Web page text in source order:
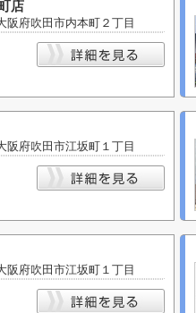
店
阪府吹田市内本町２丁目
阪府吹田市江坂町１丁目
阪府吹田市江坂町１丁目